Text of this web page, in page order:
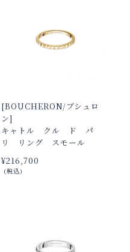
[BOUCHERON/ブシュロ
ン]
キャトル クル ド パ
リ リング スモール
¥‌216,700
(税込)